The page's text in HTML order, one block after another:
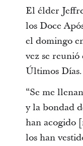
El élder
los Doce
el domingo
vez se reunió
Últimos Días.
“Se me
y la bondad
han acogido
los han